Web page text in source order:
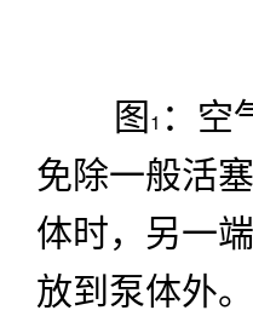
图1 ：空
免除一般活
体时，另一
放到泵体外